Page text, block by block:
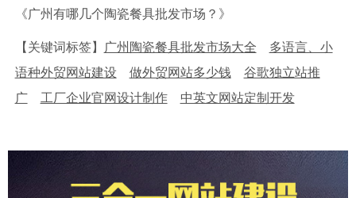
《广州有哪几个陶瓷餐具批发市场？》
【关键词标签】 广州陶瓷餐具批发市场大全
多语言、小
语种外贸网站建设
做外贸网站多少钱
谷歌独立站推
广
工厂企业官网设计制作 中英文网站定制开发